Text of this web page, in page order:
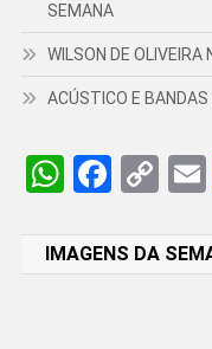
SEMANA
WILSON DE OLIVEIRA
ACÚSTICO E BANDAS
IMAGENS DA